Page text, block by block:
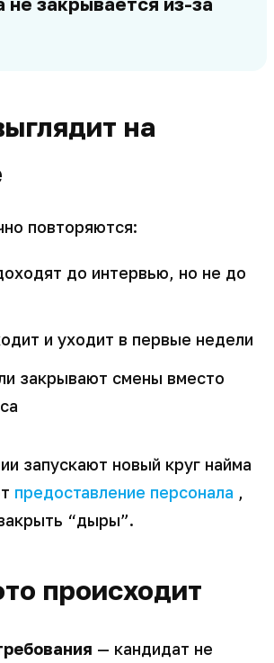
на
повторяются:
до интервью, но не до
и уходит в первые недели
закрывают смены вместо
запускают новый круг найма
предоставление персонала ,
“дыры”.
происходит
— кандидат не